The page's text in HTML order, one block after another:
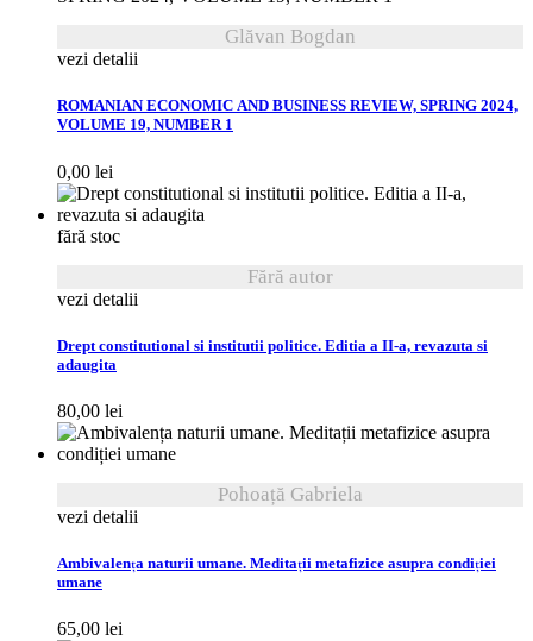
Glăvan Bogdan
vezi detalii
ROMANIAN ECONOMIC AND BUSINESS REVIEW, SPRING 2024,
VOLUME 19, NUMBER 1
0,00 lei
fără stoc
Fără autor
vezi detalii
Drept constitutional si institutii politice. Editia a II-a, revazuta si
adaugita
80,00 lei
Pohoață Gabriela
vezi detalii
Ambivalența naturii umane. Meditații metafizice asupra condiției
umane
65,00 lei